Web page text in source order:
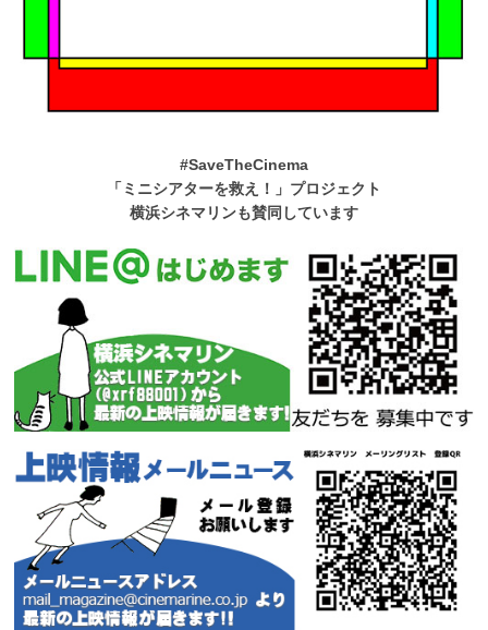
#SaveTheCinema
「ミニシアターを救え！」プロジェクト
横浜シネマリンも賛同しています